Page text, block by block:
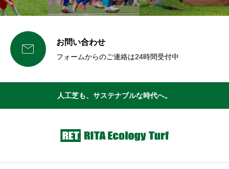
 お問い合わせ
フォームからのご連絡は24時間受付中
人工芝も、サステナブルな時代へ。